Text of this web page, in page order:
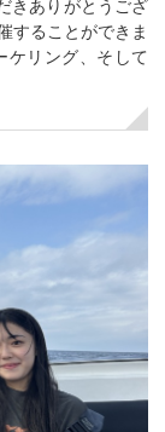
きありがとうござ
することができま
ケリング、そして